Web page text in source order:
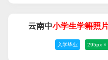
云南中小学生学籍照
入学毕业 295px ×